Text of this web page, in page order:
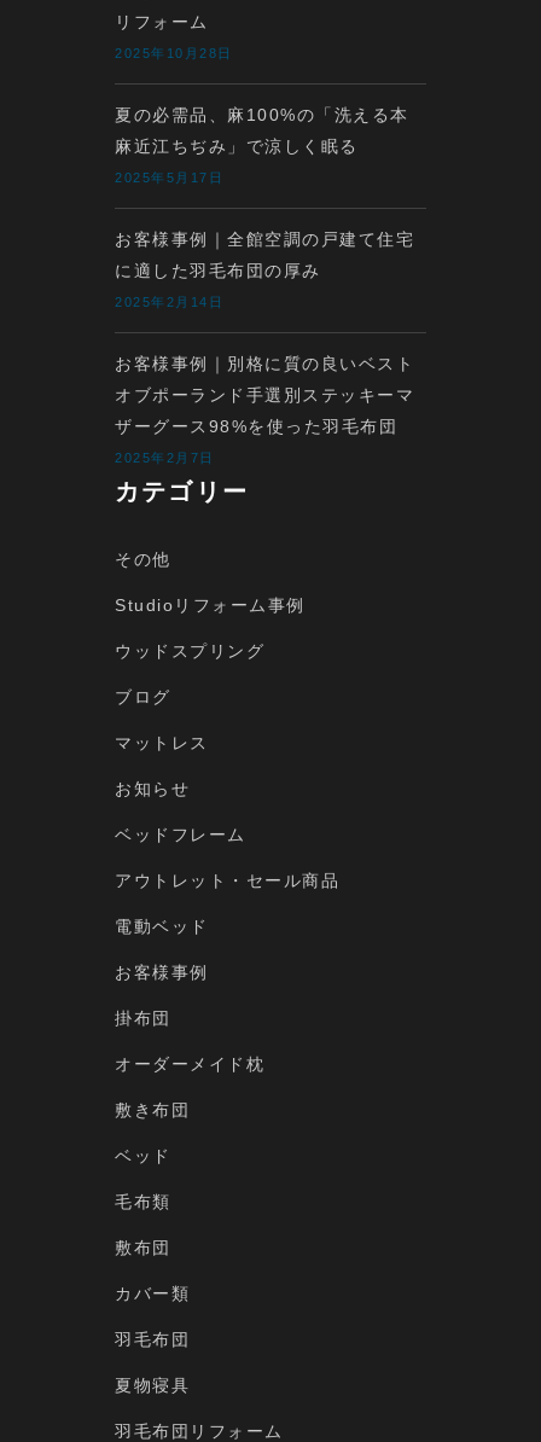
リフォーム
2025年10月28日
夏の必需品、麻100%の「洗える本
麻近江ちぢみ」で涼しく眠る
2025年5月17日
お客様事例｜全館空調の戸建て住宅
に適した羽毛布団の厚み
2025年2月14日
お客様事例｜別格に質の良いベスト
オブポーランド手選別ステッキーマ
ザーグース98%を使った羽毛布団
2025年2月7日
カテゴリー
その他
Studioリフォーム事例
ウッドスプリング
ブログ
マットレス
お知らせ
ベッドフレーム
アウトレット・セール商品
電動ベッド
お客様事例
掛布団
オーダーメイド枕
敷き布団
ベッド
毛布類
敷布団
カバー類
羽毛布団
夏物寝具
羽毛布団リフォーム